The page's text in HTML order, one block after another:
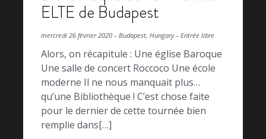
ELTE de Budapest
mercredi 26 février 2020 – Budapest, Hungary – Entrée libre
Alors, on récapitule : Une église Baroque
Une salle de concert Roccoco Une école
moderne Il ne nous manquait plus…
qu’une Bibliothèque ! C’est chose faite
pour le dernier de cette tournée bien
remplie dans[…]